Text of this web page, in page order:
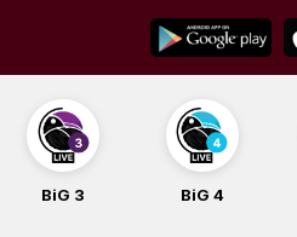
content
BiG 3 BiG 4